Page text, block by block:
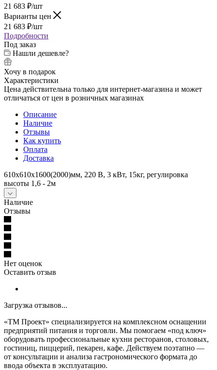
21 683 ₽/шт
Варианты цен
21 683 ₽/шт
Подробности
Под заказ
Нашли дешевле?
Хочу в подарок
Характеристики
Цена действительна только для интернет-магазина и может
отличаться от цен в розничных магазинах
Описание
Наличие
Отзывы
Как купить
Оплата
Доставка
610x610x1600(2000)мм, 220 В, 3 кВт, 15кг, регулировка
высоты 1,6 - 2м
Наличие
Отзывы
Нет оценок
Оставить отзыв
Загрузка отзывов...
«ТМ Проект» специализируется на комплексном оснащении
предприятий питания и торговли. Мы помогаем «под ключ»
оборудовать профессиональные кухни ресторанов, столовых,
гостиниц, пиццерий, пекарен, кафе. Действуем поэтапно —
от консультации и анализа гастрономического формата до
ввода объекта в эксплуатацию.